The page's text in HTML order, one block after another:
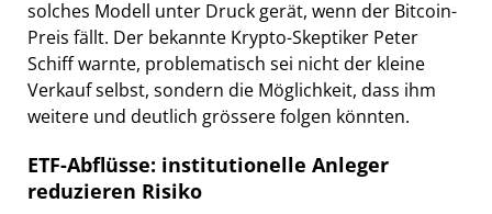
solches Modell unter Druck gerät, wenn der Bitcoin-
Preis fällt. Der bekannte Krypto-Skeptiker Peter
Schiff warnte, problematisch sei nicht der kleine
Verkauf selbst, sondern die Möglichkeit, dass ihm
weitere und deutlich grössere folgen könnten.
ETF-Abflüsse: institutionelle Anleger
reduzieren Risiko